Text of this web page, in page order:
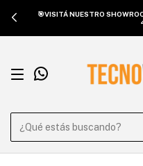
🎯VISITÁ NUESTRO